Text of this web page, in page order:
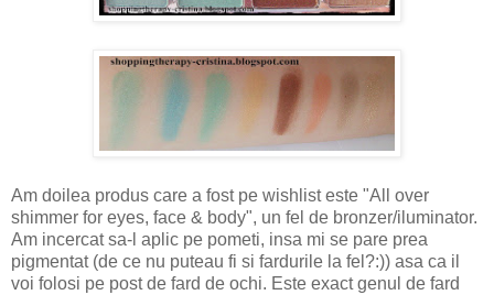
Am doilea produs care a fost pe wishlist este "All over
shimmer for eyes, face & body", un fel de bronzer/iluminator.
Am incercat sa-l aplic pe pometi, insa mi se pare prea
pigmentat (de ce nu puteau fi si fardurile la fel?:)) asa ca il
voi folosi pe post de fard de ochi. Este exact genul de fard